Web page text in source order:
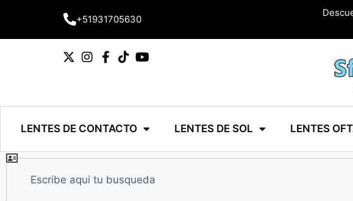
+51931705630
LENTES DE CONTACTO LENTES DE SOL LENTES